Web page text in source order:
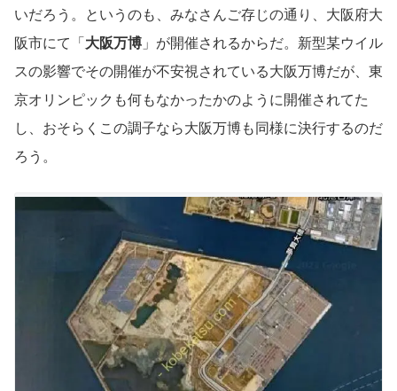
いだろう。というのも、みなさんご存じの通り、大阪府大
阪市にて「 大阪万博 」が開催されるからだ。新型某ウイル
スの影響でその開催が不安視されている大阪万博だが、東
京オリンピックも何もなかったかのように開催されてた
し、おそらくこの調子なら大阪万博も同様に決行するのだ
ろう。